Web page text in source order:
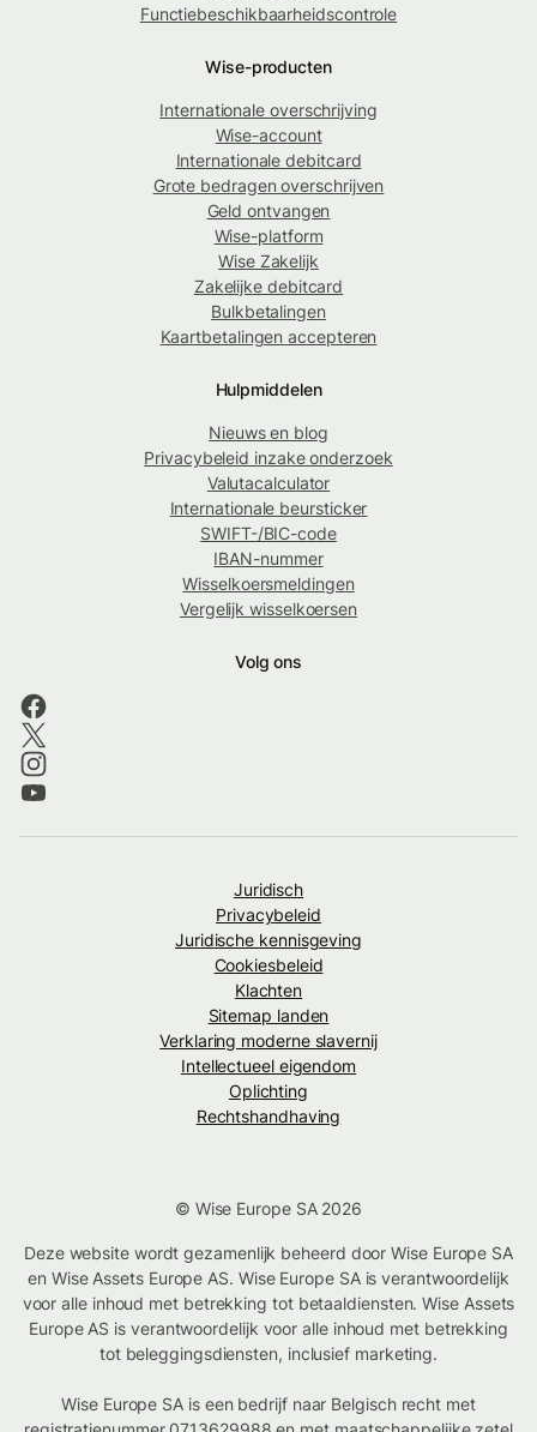
Functiebeschikbaarheidscontrole
Wise-producten
Internationale overschrijving
Wise-account
Internationale debitcard
Grote bedragen overschrijven
Geld ontvangen
Wise-platform
Wise Zakelijk
Zakelijke debitcard
Bulkbetalingen
Kaartbetalingen accepteren
Hulpmiddelen
Nieuws en blog
Privacybeleid inzake onderzoek
Valutacalculator
Internationale beursticker
SWIFT-/BIC-code
IBAN-nummer
Wisselkoersmeldingen
Vergelijk wisselkoersen
Volg ons
Juridisch
Privacybeleid
Juridische kennisgeving
Cookiesbeleid
Klachten
Sitemap landen
Verklaring moderne slavernij
Intellectueel eigendom
Oplichting
Rechtshandhaving
© Wise Europe SA 2026
Deze website wordt gezamenlijk beheerd door Wise Europe SA
en Wise Assets Europe AS. Wise Europe SA is verantwoordelijk
voor alle inhoud met betrekking tot betaaldiensten. Wise Assets
Europe AS is verantwoordelijk voor alle inhoud met betrekking
tot beleggingsdiensten, inclusief marketing.
Wise Europe SA is een bedrijf naar Belgisch recht met